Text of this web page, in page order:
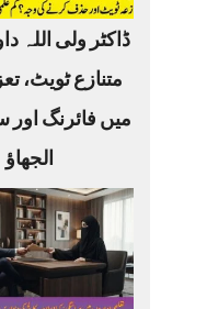
ڈاکٹر ولی اللہ
متنازع ٹویٹ،
میں فائرنگ
الجھاؤ